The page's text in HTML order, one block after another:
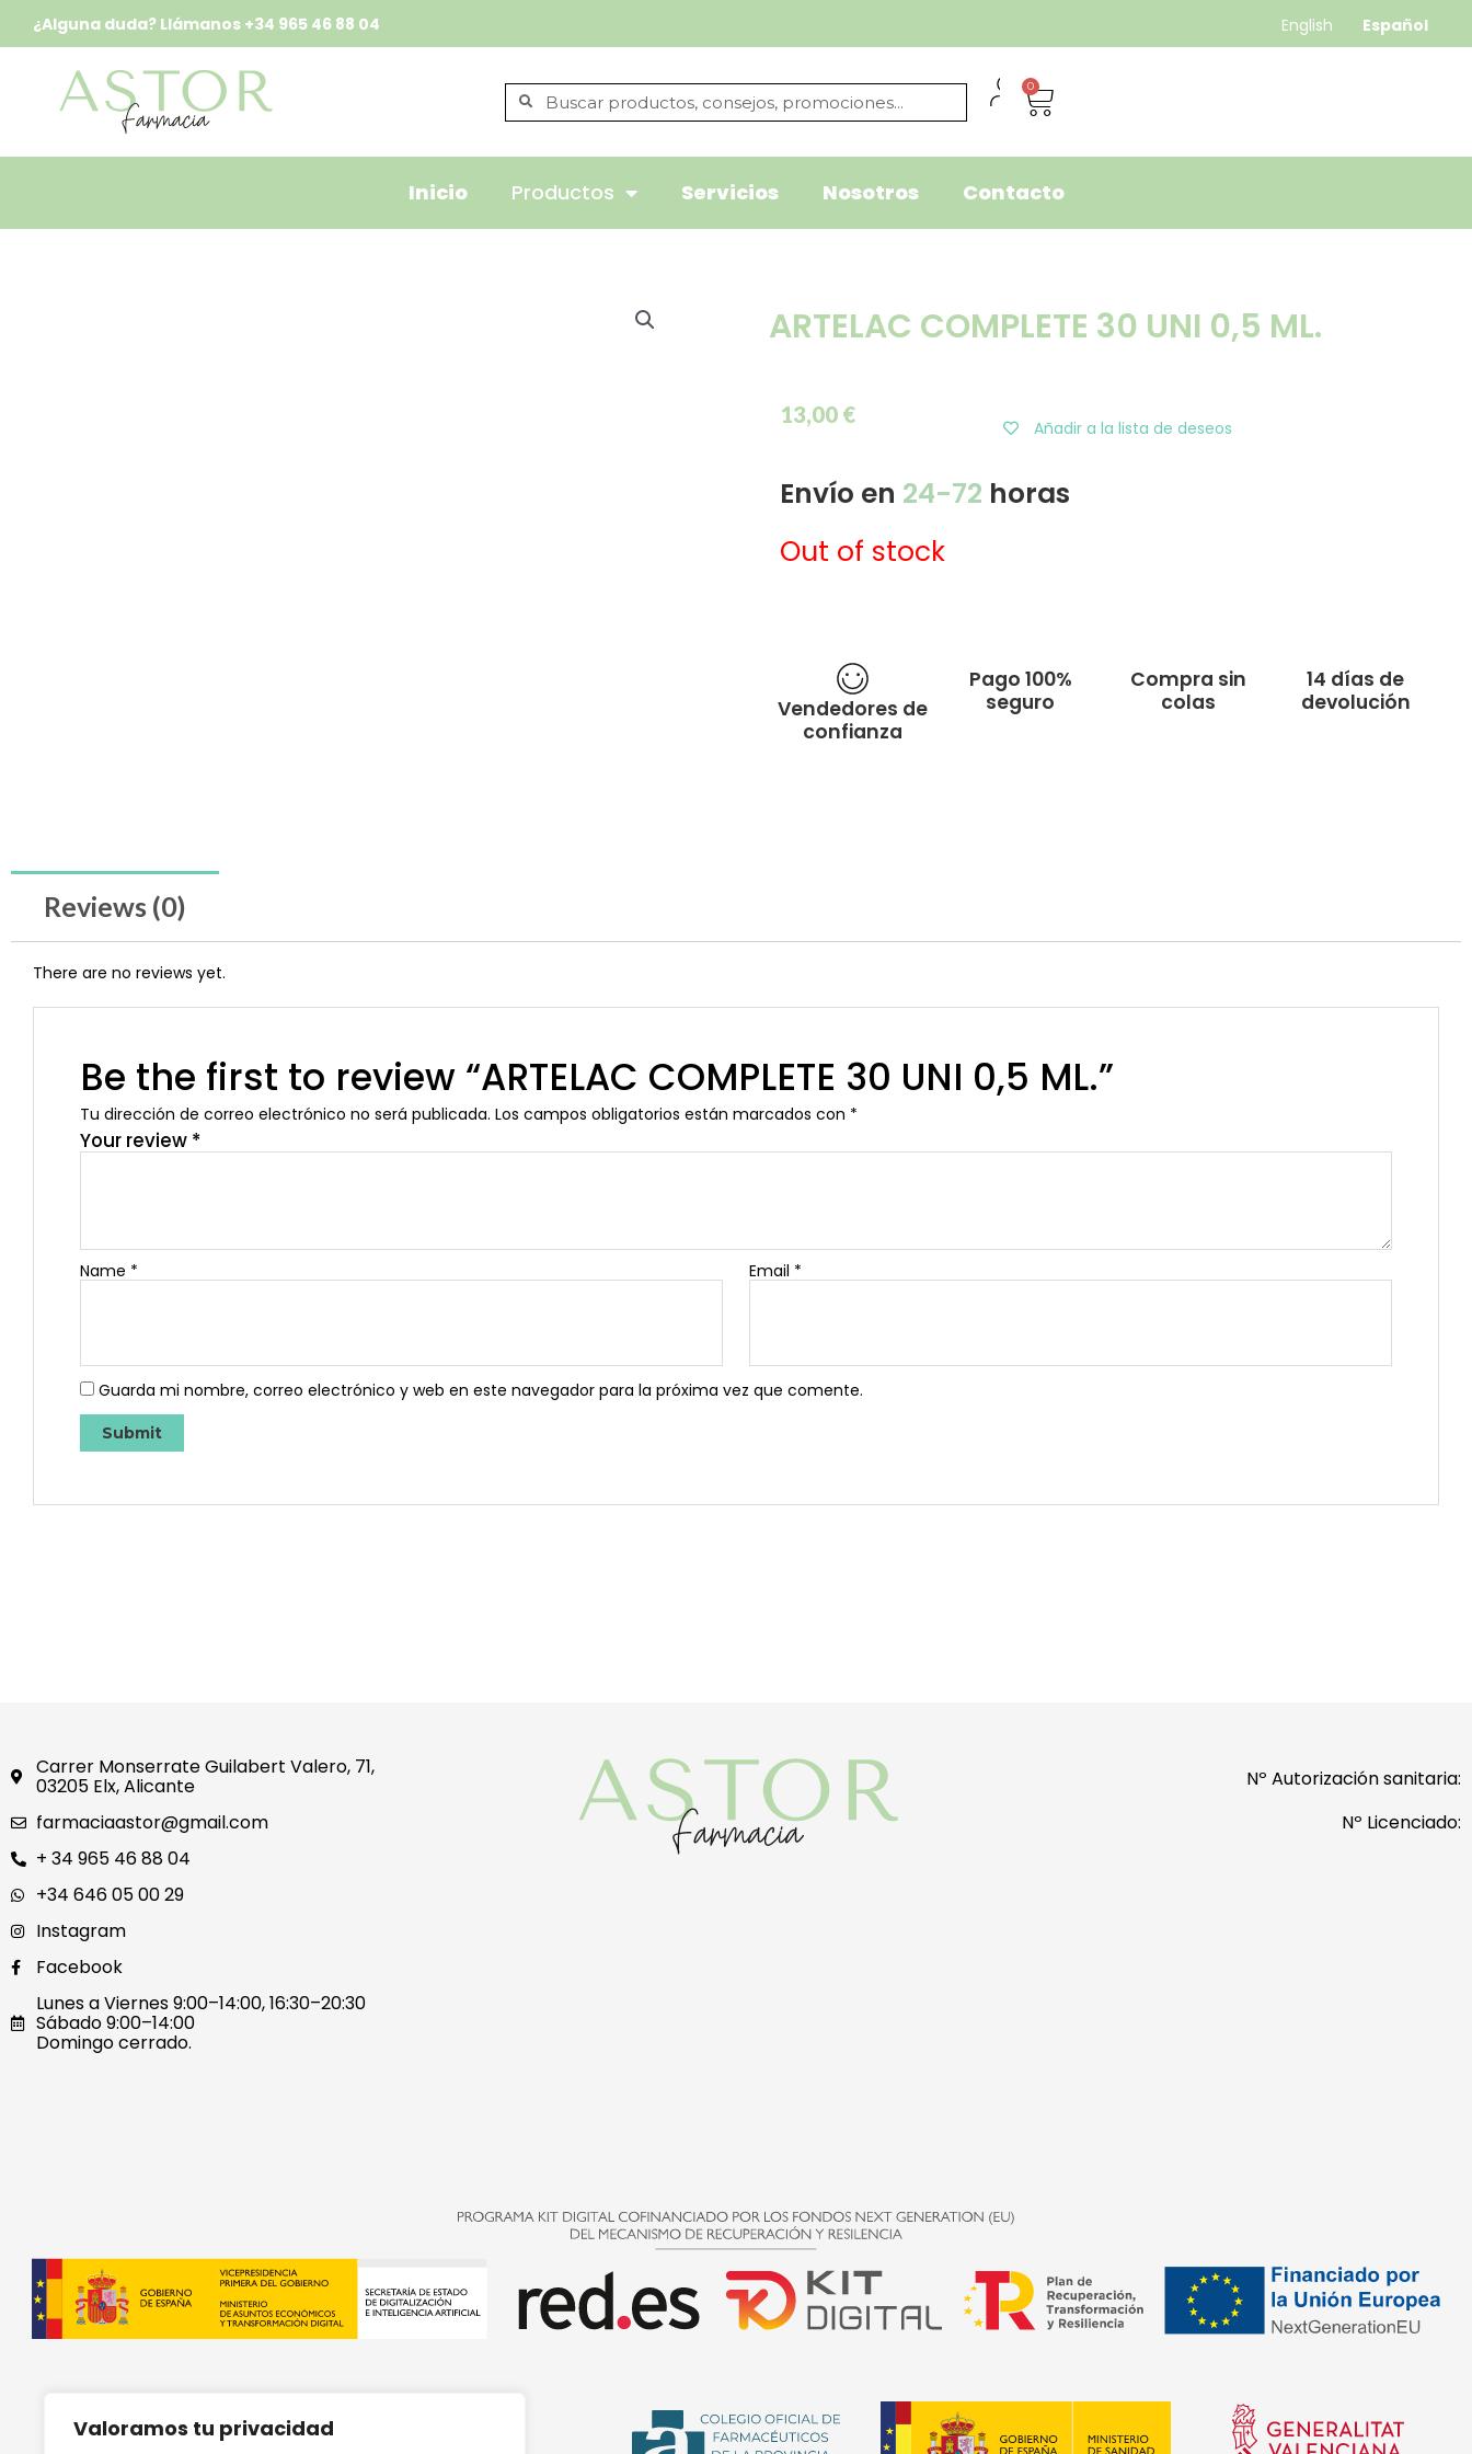
Valoramos tu privacidad
¿Alguna duda? Llámanos +34 965 46 88 04 English Español
0
Inicio Productos Servicios Nosotros Contacto
ARTELAC COMPLETE 30 UNI 0,5 ML.
13,00 €
Añadir a la lista de deseos
Envío en 24-72 horas
Out of stock
Vendedores de
confianza
Pago 100%
seguro
Compra sin
colas
14 días de
devolución
Reviews (0)
There are no reviews yet.
Be the first to review “ARTELAC COMPLETE 30 UNI 0,5 ML.”
Tu dirección de correo electrónico no será publicada. Los campos obligatorios están marcados con *
Your review *
Name * Email *
Guarda mi nombre, correo electrónico y web en este navegador para la próxima vez que comente.
Carrer Monserrate Guilabert Valero, 71,
03205 Elx, Alicante
farmaciaastor@gmail.com
+ 34 965 46 88 04
+34 646 05 00 29
Instagram
Facebook
Lunes a Viernes 9:00–14:00, 16:30–20:30
Sábado 9:00–14:00
Domingo cerrado.
Nº Autorización sanitaria:
Nº Licenciado: